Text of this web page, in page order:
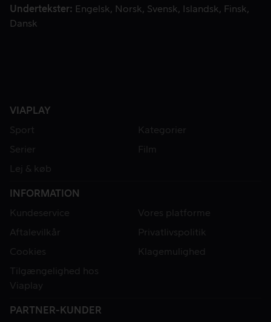
Undertekster
Engelsk Norsk Svensk Islandsk
Finsk
Dansk
VIAPLAY
Sport
Kategorier
Serier
Film
Lej & køb
INFORMATION
Kundeservice
Vores platforme
Aftalevilkår
Privatlivspolitik
Cookies
Klagemulighed
Tilgængelighed hos
Viaplay
PARTNER-KUNDER